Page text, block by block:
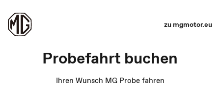
zu mgmotor.eu
Probefahrt buchen
Ihren Wunsch MG Probe fahren